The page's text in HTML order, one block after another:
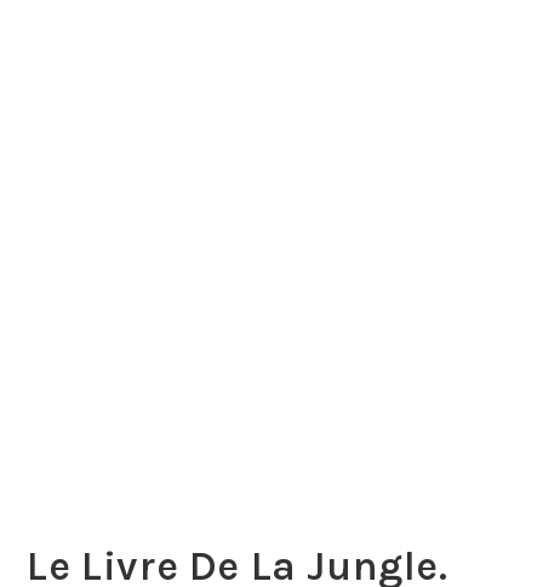
Le Livre De La Jungle.